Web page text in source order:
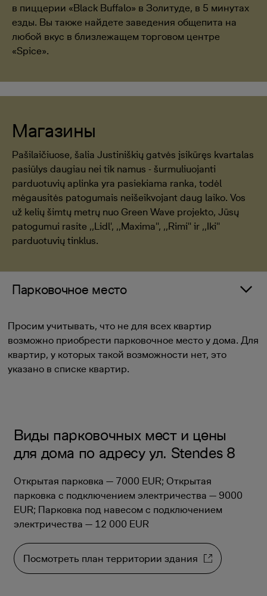
в пиццерии «Black Buffalo» в Золитуде, в 5 минутах
езды. Вы также найдете заведения общепита на
любой вкус в близлежащем торговом центре
«Spice».
Магазины
Pašilaičiuose, šalia Justiniškių gatvės įsikūręs kvartalas
pasiūlys daugiau nei tik namus - šurmuliuojanti
parduotuvių aplinka yra pasiekiama ranka, todėl
mėgausitės patogumais neišeikvojant daug laiko. Vos
už kelių šimtų metrų nuo Green Wave projekto, Jūsų
patogumui rasite ,,Lidl', ,,Maxima'', ,,Rimi'' ir ,,Iki''
parduotuvių tinklus.
Парковочное место
Просим учитывать, что не для всех квартир
возможно приобрести парковочное место у дома. Для
квартир, у которых такой возможности нет, это
указано в списке квартир.
Виды парковочных мест и цены
для дома по адресу ул. Stendes 8
Открытая парковка — 7000 EUR; Открытая
парковка с подключением электричества — 9000
EUR; Парковка под навесом с подключением
электричества — 12 000 EUR
Посмотреть план территории здания